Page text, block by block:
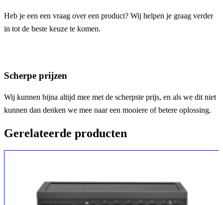
Heb je een een vraag over een product? Wij helpen je graag verder
in tot de beste keuze te komen.
Scherpe prijzen
Wij kunnen bijna altijd mee met de scherpste prijs, en als we dit niet
kunnen dan denken we mee naar een mooiere of betere oplossing.
Gerelateerde producten